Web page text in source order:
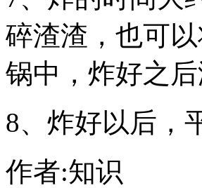
碎渣渣，也可
锅中，炸好之
8、炸好以后，
作者:知识